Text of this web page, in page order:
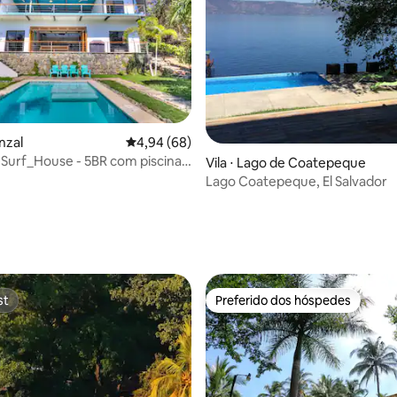
de 5, 24 avaliações
4,94 de uma avaliação média de 5, 68
4,94 (68)
- 5BR com piscina
Vila ⋅ Lago de Coatepeque
Lago Coatepeque, El Salvador
Preferido dos hóspedes
Preferido dos hóspedes